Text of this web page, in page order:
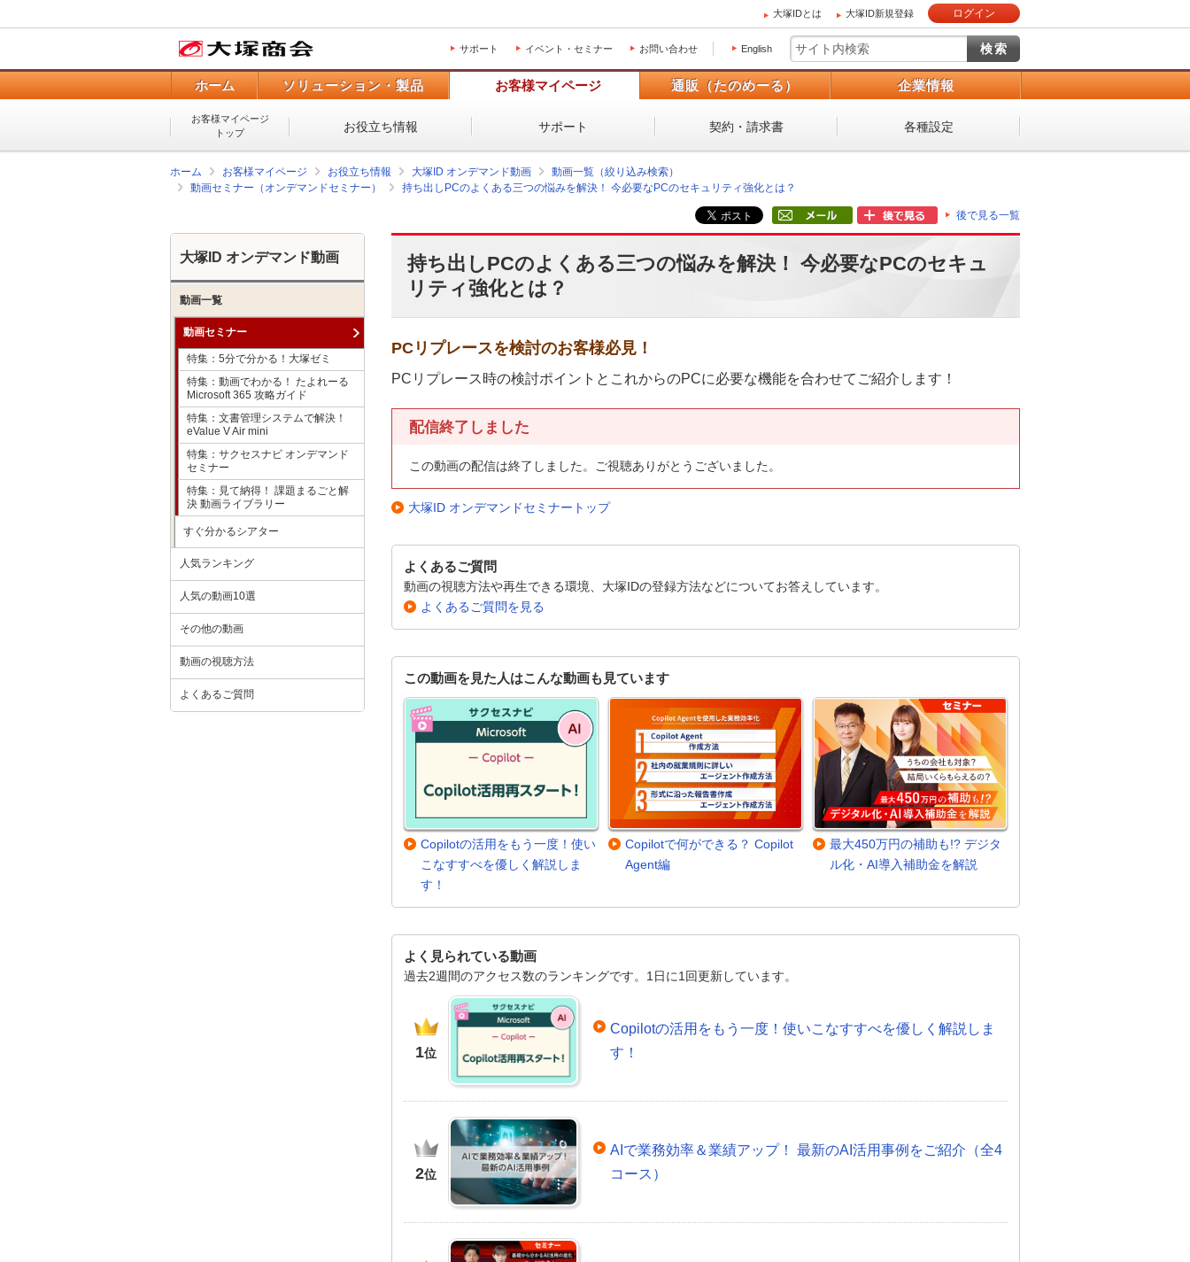
大塚IDとは 大塚ID新規登録 ログイン
サポート イベント・セミナー お問い合わせ English
ホーム ソリューション・製品 お客様マイページ 通販（たのめーる） 企業情報
お客様マイページ
トップ
お役立ち情報 サポート 契約・請求書 各種設定
ホーム お客様マイページ お役立ち情報 大塚ID オンデマンド動画
動画一覧（絞り込み検索）
動画セミナー（オンデマンドセミナー）
持ち出しPCのよくある三つの悩みを解決！ 今必要なPCのセキュリティ強化とは？
後で見る一覧
持ち出しPCのよくある三つの悩みを解決！ 今必要なPCのセキュ
リティ強化とは？
PCリプレースを検討のお客様必見！
PCリプレース時の検討ポイントとこれからのPCに必要な機能を合わせてご紹介します！
配信終了しました
この動画の配信は終了しました。ご視聴ありがとうございました。
大塚ID オンデマンドセミナートップ
よくあるご質問
動画の視聴方法や再生できる環境、大塚IDの登録方法などについてお答えしています。
よくあるご質問を見る
この動画を見た人はこんな動画も見ています
Copilotの活用をもう一度！使い
こなすすべを優しく解説しま
す！
Copilotで何ができる？ Copilot
Agent編
最大450万円の補助も!? デジタ
ル化・AI導入補助金を解説
よく見られている動画
過去2週間のアクセス数のランキングです。1日に1回更新しています。
1位
Copilotの活用をもう一度！使いこなすすべを優しく解説しま
す！
2位
AIで業務効率＆業績アップ！ 最新のAI活用事例をご紹介（全4
コース）
大塚ID オンデマンド動画
動画一覧
動画セミナー
特集：5分で分かる！大塚ゼミ
特集：動画でわかる！ たよれーる
Microsoft 365 攻略ガイド
特集：文書管理システムで解決！
eValue V Air mini
特集：サクセスナビ オンデマンド
セミナー
特集：見て納得！ 課題まるごと解
決 動画ライブラリー
すぐ分かるシアター
人気ランキング
人気の動画10選
その他の動画
動画の視聴方法
よくあるご質問